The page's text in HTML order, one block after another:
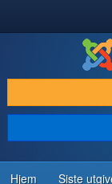
LAST NED & UTVID
OPPDAG & LÆR
SAMFUNN &
Hjem Siste